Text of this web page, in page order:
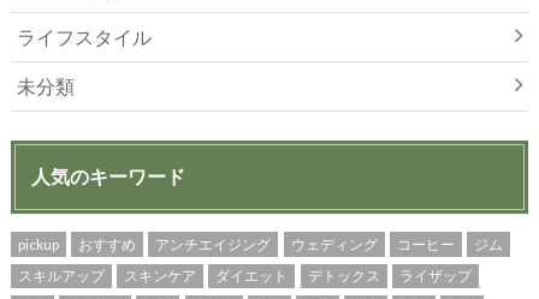
ライフスタイル
未分類
人気のキーワード
pickup おすすめ アンチエイジング ウェディング コーヒー
ジム
スキルアップ
スキンケア ダイエット デトックス
ライザップ